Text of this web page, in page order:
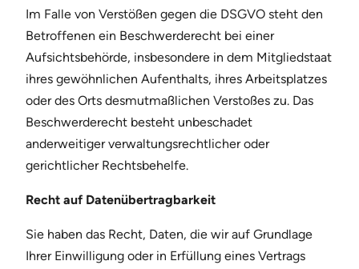
Im Falle von Verstößen gegen die DSGVO steht den
Betroffenen ein Beschwerderecht bei einer
Aufsichtsbehörde, insbesondere in dem Mitgliedstaat
ihres gewöhnlichen Aufenthalts, ihres Arbeitsplatzes
oder des Orts desmutmaßlichen Verstoßes zu. Das
Beschwerderecht besteht unbeschadet
anderweitiger verwaltungsrechtlicher oder
gerichtlicher Rechtsbehelfe.
Recht auf Datenübertragbarkeit
Sie haben das Recht, Daten, die wir auf Grundlage
Ihrer Einwilligung oder in Erfüllung eines Vertrags